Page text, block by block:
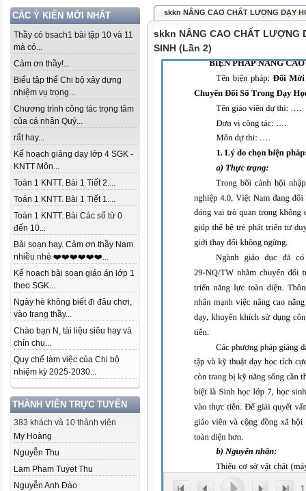
CÁC Ý KIẾN MỚI NHẤT
Thầy có bsach1 bài tập 10 và 11
mà có...
Cảm ơn thầy!...
Biểu tập thể Chi bộ xây dựng
nhiệm vụ trọng...
Chương trình công tác trọng tâm
của cá nhân Quý...
rất hay...
Kế hoạch giảng dạy lớp 4 SGK -
KNTT Môn...
Toán 1 KNTT. Bài 1 Tiết 2....
Toán 1 KNTT. Bài 1 Tiết 1....
Toán 1 KNTT. Bài Các số từ 0
đến 10...
Bài soạn hay. Cảm ơn thầy Nam
nhiều nhé ❤️❤️❤️❤️❤️❤️...
Kế hoạch bài soạn giáo án lớp 1
theo SGK...
Ngày hè không biết đi đâu chơi,
vào trang thầy...
Chào bạn N, tài liệu siêu hay và
chỉn chu...
Quy chế làm việc của Chi bộ
nhiệm kỳ 2025-2030...
THÀNH VIÊN TRỰC TUYẾN
383 khách và 10 thành viên
My Hoàng
Nguyễn Thu
Lam Pham Tuyet Thu
Nguyễn Anh Đào
skkn NÂNG CAO CHẤT LƯỢNG DẠY
skkn NÂNG CAO CHẤT LƯỢNG
SINH (Lần 2)
1